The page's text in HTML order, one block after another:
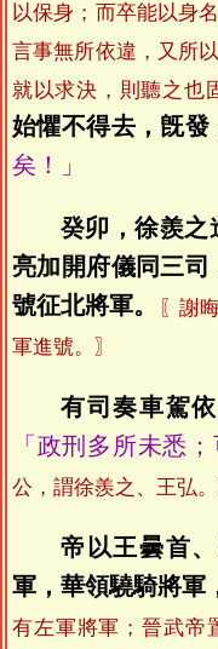
以保身；而卒能以身
言事無所依違，又所
就以求決，則聽之也
始懼不得去，旣發
矣！」
癸卯，徐羨之
亮加開府儀同三
號征北將軍。
〖謝
軍進號。〗
有司奏車駕
「政刑多所未悉
公，謂徐羨之、王弘。
帝以王曇首
軍，華領驍騎將軍
有左軍將軍；晉武帝